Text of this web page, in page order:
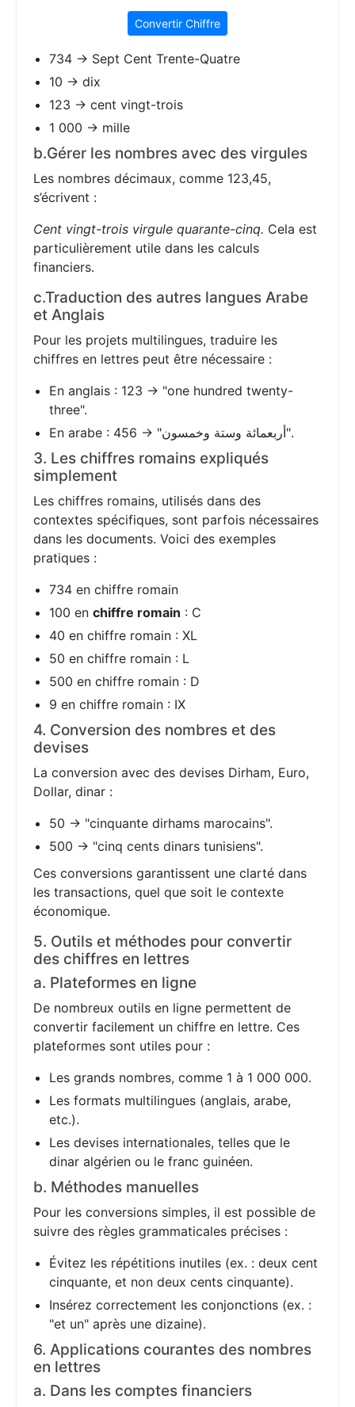
Convertir Chiffre
734 → Sept Cent Trente-Quatre
10 → dix
123 → cent vingt-trois
1 000 → mille
b.Gérer les nombres avec des virgules
Les nombres décimaux, comme 123,45,
s’écrivent :
Cent vingt-trois virgule quarante-cinq. Cela est
particulièrement utile dans les calculs
financiers.
c.Traduction des autres langues Arabe
et Anglais
Pour les projets multilingues, traduire les
chiffres en lettres peut être nécessaire :
En anglais : 123 → "one hundred twenty-
three".
En arabe : 456 → "أربعمائة وستة وخمسون".
3. Les chiffres romains expliqués
simplement
Les chiffres romains, utilisés dans des
contextes spécifiques, sont parfois nécessaires
dans les documents. Voici des exemples
pratiques :
734 en chiffre romain
100 enchiffre romain : C
40 en chiffre romain : XL
50 en chiffre romain : L
500 en chiffre romain : D
9 en chiffre romain : IX
4. Conversion des nombres et des
devises
La conversion avec des devises Dirham, Euro,
Dollar, dinar :
50 → "cinquante dirhams marocains".
500 → "cinq cents dinars tunisiens".
Ces conversions garantissent une clarté dans
les transactions, quel que soit le contexte
économique.
5. Outils et méthodes pour convertir
des chiffres en lettres
a. Plateformes en ligne
De nombreux outils en ligne permettent de
convertir facilement un chiffre en lettre. Ces
plateformes sont utiles pour :
Les grands nombres, comme 1 à 1 000 000.
Les formats multilingues (anglais, arabe,
etc.).
Les devises internationales, telles que le
dinar algérien ou le franc guinéen.
b. Méthodes manuelles
Pour les conversions simples, il est possible de
suivre des règles grammaticales précises :
Évitez les répétitions inutiles (ex. : deux cent
cinquante, et non deux cents cinquante).
Insérez correctement les conjonctions (ex. :
"et un" après une dizaine).
6. Applications courantes des nombres
en lettres
a. Dans les comptes financiers